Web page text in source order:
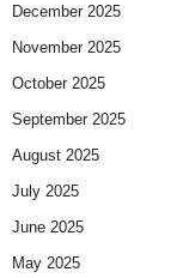
December 2025
November 2025
October 2025
September 2025
August 2025
July 2025
June 2025
May 2025